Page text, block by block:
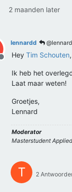
2 maanden later
Offline
lennardd
Hey Tim Schouten,
Ik heb het
Laat maar weten!
Groetjes,
Lennard
Moderator
Masterstudent
T 2